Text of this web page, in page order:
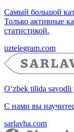
Самый большой
Только активные
статистикой.
uztelegram.com
O‘zbek tilida
С нами вы
sarlavha.com